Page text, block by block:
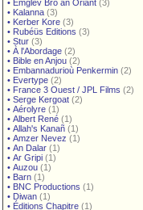
• Emglev Bro an Oriant (3)
• Kalanna (3)
• Kerber Kore (3)
• Rubéüs Editions (3)
• Stur (3)
• À l'Abordage (2)
• Bible en Anjou (2)
• Embannadurioù Penkermin (2)
• Evertype (2)
• France 3 Ouest / JPL Films (2)
• Serge Kergoat (2)
• Aérolyre (1)
• Albert René (1)
• Allah's Kanañ (1)
• Amzer Nevez (1)
• An Dalar (1)
• Ar Gripi (1)
• Auzou (1)
• Barn (1)
• BNC Productions (1)
• Diwan (1)
• Éditions Chapitre (1)